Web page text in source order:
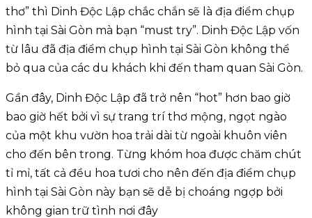
thơ” thì Dinh Độc Lập chắc chắn sẽ là địa điểm chụp
hình tại Sài Gòn mà bạn “must try”. Dinh Độc Lập vốn
từ lâu đã địa điểm chụp hình tại Sài Gòn không thể
bỏ qua của các du khách khi đến tham quan Sài Gòn.
Gần đây, Dinh Độc Lập đã trở nên “hot” hơn bao giờ
bao giờ hết bởi vì sự trang trí thơ mộng, ngọt ngào
của một khu vườn hoa trải dài từ ngoài khuôn viên
cho đến bên trong. Từng khóm hoa được chăm chút
tỉ mỉ, tất cả đều hoa tươi cho nên đến địa điểm chụp
hình tại Sài Gòn này bạn sẽ dễ bị choáng ngợp bởi
không gian trữ tình nơi đây